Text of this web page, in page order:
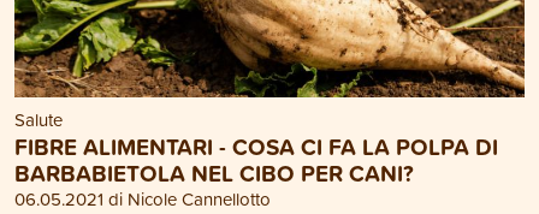
Salute
FIBRE ALIMENTARI - COSA CI FA LA POLPA DI
BARBABIETOLA NEL CIBO PER CANI?
06.05.2021 di Nicole Cannellotto